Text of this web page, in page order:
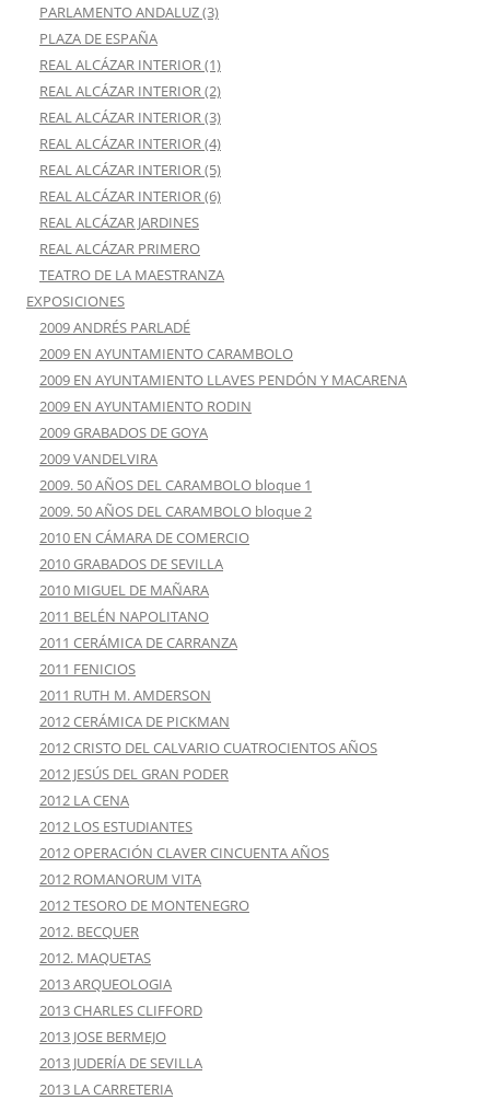
PARLAMENTO ANDALUZ (3)
PLAZA DE ESPAÑA
REAL ALCÁZAR INTERIOR (1)
REAL ALCÁZAR INTERIOR (2)
REAL ALCÁZAR INTERIOR (3)
REAL ALCÁZAR INTERIOR (4)
REAL ALCÁZAR INTERIOR (5)
REAL ALCÁZAR INTERIOR (6)
REAL ALCÁZAR JARDINES
REAL ALCÁZAR PRIMERO
TEATRO DE LA MAESTRANZA
EXPOSICIONES
2009 ANDRÉS PARLADÉ
2009 EN AYUNTAMIENTO CARAMBOLO
2009 EN AYUNTAMIENTO LLAVES PENDÓN Y MACARENA
2009 EN AYUNTAMIENTO RODIN
2009 GRABADOS DE GOYA
2009 VANDELVIRA
2009. 50 AÑOS DEL CARAMBOLO bloque 1
2009. 50 AÑOS DEL CARAMBOLO bloque 2
2010 EN CÁMARA DE COMERCIO
2010 GRABADOS DE SEVILLA
2010 MIGUEL DE MAÑARA
2011 BELÉN NAPOLITANO
2011 CERÁMICA DE CARRANZA
2011 FENICIOS
2011 RUTH M. AMDERSON
2012 CERÁMICA DE PICKMAN
2012 CRISTO DEL CALVARIO CUATROCIENTOS AÑOS
2012 JESÚS DEL GRAN PODER
2012 LA CENA
2012 LOS ESTUDIANTES
2012 OPERACIÓN CLAVER CINCUENTA AÑOS
2012 ROMANORUM VITA
2012 TESORO DE MONTENEGRO
2012. BECQUER
2012. MAQUETAS
2013 ARQUEOLOGIA
2013 CHARLES CLIFFORD
2013 JOSE BERMEJO
2013 JUDERÍA DE SEVILLA
2013 LA CARRETERIA